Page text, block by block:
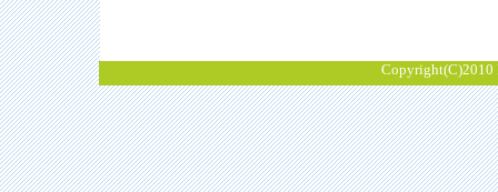
Copyright(C)2010